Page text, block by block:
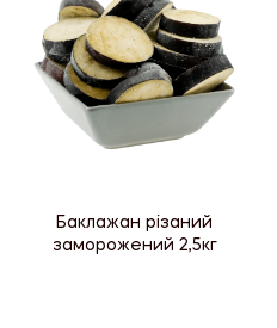
Баклажан різаний
заморожений 2,5кг